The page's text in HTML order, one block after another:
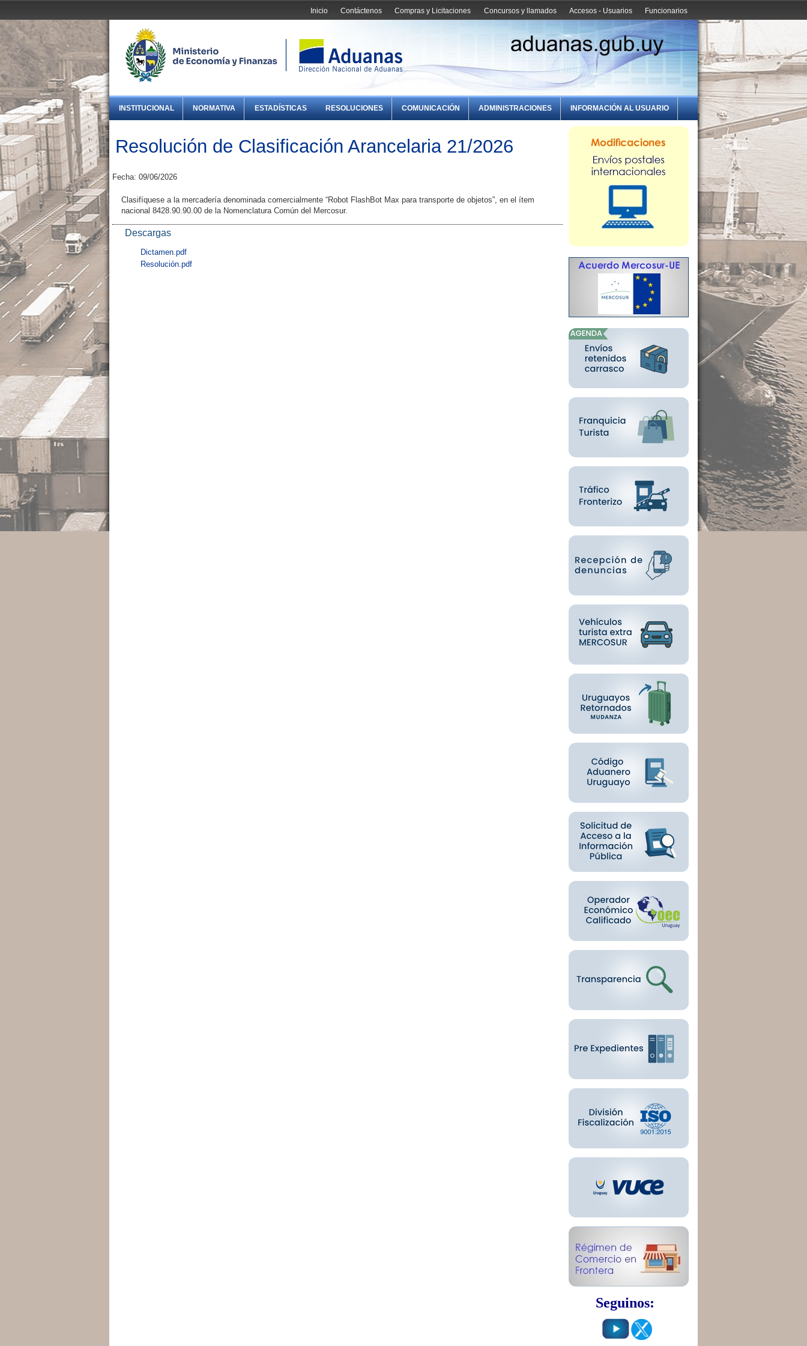
Funcionarios
Accesos - Usuarios
Concursos y llamados
Compras y Licitaciones
Contáctenos
Inicio
INSTITUCIONAL NORMATIVA ESTADÍSTICAS RESOLUCIONES COMUNICACIÓN ADMINISTRACIONES INFORMACIÓN AL USUARIO
Resolución de Clasificación Arancelaria 21/2026
Fecha: 09/06/2026
Clasifíquese a la mercadería denominada comercialmente “Robot FlashBot Max para transporte de objetos”, en el ítem
nacional 8428.90.90.00 de la Nomenclatura Común del Mercosur.
Descargas
Dictamen.pdf
Resolución.pdf
Seguinos: